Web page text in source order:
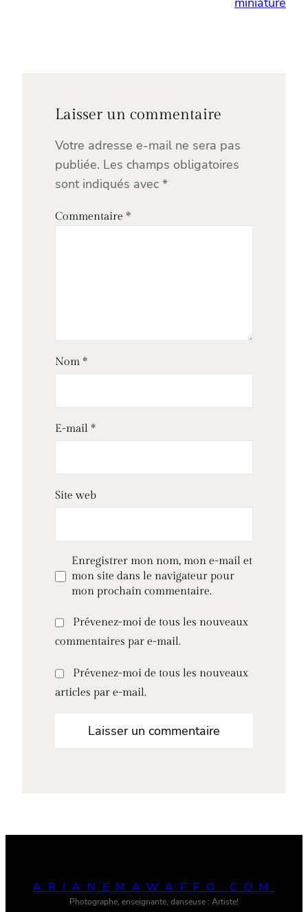
Laisser un commentaire
Votre adresse e-mail ne sera pas
publiée. Les champs obligatoires
sont indiqués avec *
Commentaire *
Nom *
E-mail *
Site web
Enregistrer mon nom, mon e-mail et
mon site dans le navigateur pour
mon prochain commentaire.
Prévenez-moi de tous les nouveaux
commentaires par e-mail.
Prévenez-moi de tous les nouveaux
articles par e-mail.
ARIANEMAWAFFO.COM
Photographe, enseignante, danseuse : Artiste!